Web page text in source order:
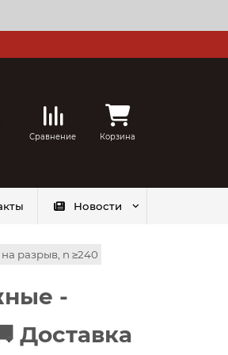
Сравнение Корзина
Новости
разрыв, n ≥240
-
Доставка